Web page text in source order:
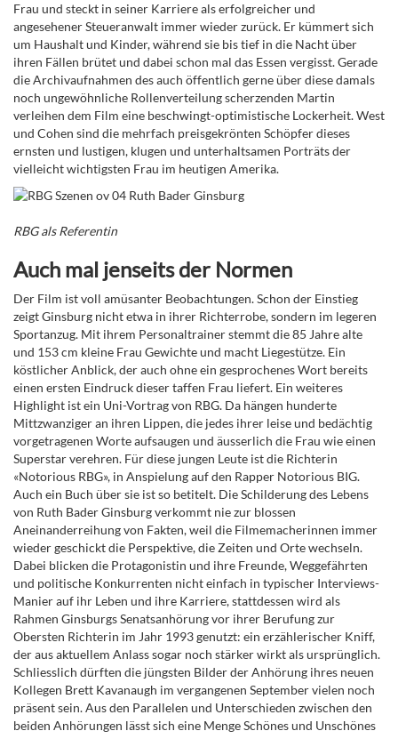
Frau und steckt in seiner Karriere als erfolgreicher und
angesehener Steueranwalt immer wieder zurück. Er kümmert sich
um Haushalt und Kinder, während sie bis tief in die Nacht über
ihren Fällen brütet und dabei schon mal das Essen vergisst. Gerade
die Archivaufnahmen des auch öffentlich gerne über diese damals
noch ungewöhnliche Rollenverteilung scherzenden Martin
verleihen dem Film eine beschwingt-optimistische Lockerheit.West
und Cohen sind die mehrfach preisgekrönten Schöpfer dieses
ernsten und lustigen, klugen und unterhaltsamen Porträts der
vielleicht wichtigsten Frau im heutigen Amerika.
RBG als Referentin
Auch mal jenseits der Normen
Der Film ist voll amüsanter Beobachtungen. Schon der Einstieg
zeigt Ginsburg nicht etwa in ihrer Richterrobe, sondern im legeren
Sportanzug. Mit ihrem Personaltrainer stemmt die 85 Jahre alte
und 153 cm kleine Frau Gewichte und macht Liegestütze. Ein
köstlicher Anblick, der auch ohne ein gesprochenes Wort bereits
einen ersten Eindruck dieser taffen Frau liefert. Ein weiteres
Highlight ist ein Uni-Vortrag von RBG. Da hängen hunderte
Mittzwanziger an ihren Lippen, die jedes ihrer leise und bedächtig
vorgetragenen Worte aufsaugen und äusserlich die Frau wie einen
Superstar verehren. Für diese jungen Leute ist die Richterin
«Notorious RBG», in Anspielung auf den Rapper Notorious BIG.
Auch ein Buch über sie ist so betitelt. Die Schilderung des Lebens
von Ruth Bader Ginsburg verkommt nie zur blossen
Aneinanderreihung von Fakten, weil die Filmemacherinnen immer
wieder geschickt die Perspektive, die Zeiten und Orte wechseln.
Dabei blicken die Protagonistin und ihre Freunde, Weggefährten
und politische Konkurrenten nicht einfach in typischer Interviews-
Manier auf ihr Leben und ihre Karriere, stattdessen wird als
Rahmen Ginsburgs Senatsanhörung vor ihrer Berufung zur
Obersten Richterin im Jahr 1993 genutzt: ein erzählerischer Kniff,
der aus aktuellem Anlass sogar noch stärker wirkt als ursprünglich.
Schliesslich dürften die jüngsten Bilder der Anhörung ihres neuen
Kollegen Brett Kavanaugh im vergangenen September vielen noch
präsent sein. Aus den Parallelen und Unterschieden zwischen den
beiden Anhörungen lässt sich eine Menge Schönes und Unschönes